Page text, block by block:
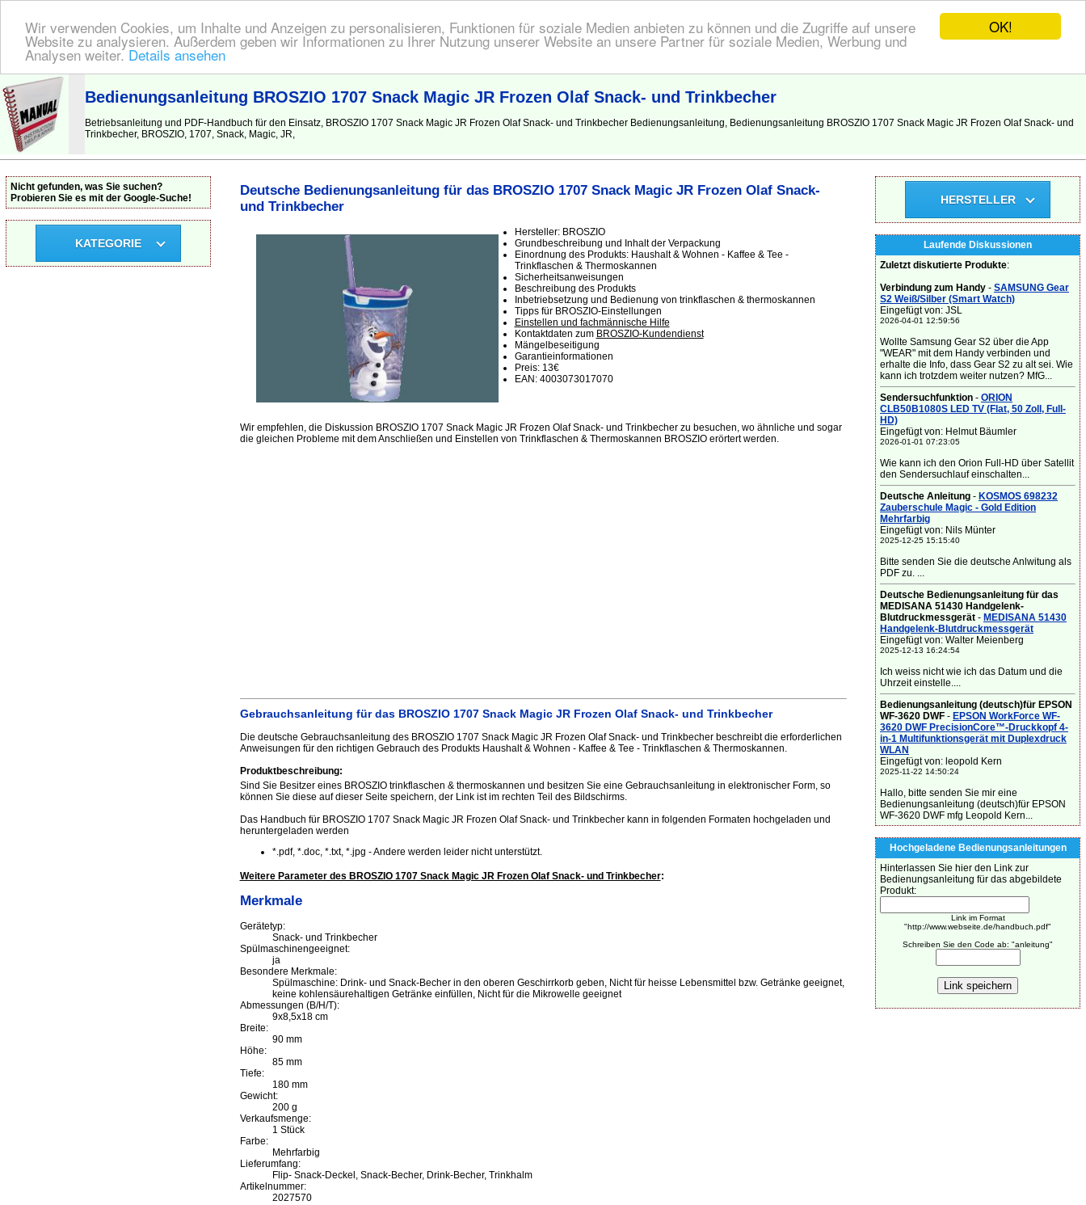
OK!
Wir verwenden Cookies, um Inhalte und Anzeigen zu personalisieren, Funktionen für soziale Medien anbieten zu können und die Zugriffe auf unsere
Website zu analysieren. Außerdem geben wir Informationen zu Ihrer Nutzung unserer Website an unsere Partner für soziale Medien, Werbung und
Analysen weiter. Details ansehen
BEDIENUNGSANLEITUNG | Hier finden Sie die deutsche Anleitung!
Bedienungsanleitung BROSZIO 1707 Snack Magic JR Frozen Olaf Snack- und Trinkbecher
Betriebsanleitung und PDF-Handbuch für den Einsatz, BROSZIO 1707 Snack Magic JR Frozen Olaf Snack- und Trinkbecher Bedienungsanleitung, Bedienungsanleitung BROSZIO 1707 Snack Magic JR Frozen Olaf Snack- und
Trinkbecher, BROSZIO, 1707, Snack, Magic, JR,
Deutsche Bedienungsanleitung für das BROSZIO 1707 Snack Magic JR Frozen Olaf Snack-
und Trinkbecher
Hersteller: BROSZIO
Grundbeschreibung und Inhalt der Verpackung
Einordnung des Produkts: Haushalt & Wohnen - Kaffee & Tee -
Trinkflaschen & Thermoskannen
Sicherheitsanweisungen
Beschreibung des Produkts
Inbetriebsetzung und Bedienung von trinkflaschen & thermoskannen
Tipps für BROSZIO-Einstellungen
Einstellen und fachmännische Hilfe
Kontaktdaten zum BROSZIO-Kundendienst
Mängelbeseitigung
Garantieinformationen
Preis: 13€
EAN: 4003073017070
Wir empfehlen, die Diskussion BROSZIO 1707 Snack Magic JR Frozen Olaf Snack- und Trinkbecher zu besuchen, wo ähnliche und sogar
die gleichen Probleme mit dem Anschließen und Einstellen von Trinkflaschen & Thermoskannen BROSZIO erörtert werden.
Gebrauchsanleitung für das BROSZIO 1707 Snack Magic JR Frozen Olaf Snack- und Trinkbecher
Die deutsche Gebrauchsanleitung des BROSZIO 1707 Snack Magic JR Frozen Olaf Snack- und Trinkbecher beschreibt die erforderlichen
Anweisungen für den richtigen Gebrauch des Produkts Haushalt & Wohnen - Kaffee & Tee - Trinkflaschen & Thermoskannen.
Produktbeschreibung:
Sind Sie Besitzer eines BROSZIO trinkflaschen & thermoskannen und besitzen Sie eine Gebrauchsanleitung in elektronischer Form, so
können Sie diese auf dieser Seite speichern, der Link ist im rechten Teil des Bildschirms.
Das Handbuch für BROSZIO 1707 Snack Magic JR Frozen Olaf Snack- und Trinkbecher kann in folgenden Formaten hochgeladen und
heruntergeladen werden
*.pdf, *.doc, *.txt, *.jpg - Andere werden leider nicht unterstützt.
Weitere Parameter des BROSZIO 1707 Snack Magic JR Frozen Olaf Snack- und Trinkbecher:
Merkmale
Gerätetyp:
Snack- und Trinkbecher
Spülmaschinengeeignet:
ja
Besondere Merkmale:
Spülmaschine: Drink- und Snack-Becher in den oberen Geschirrkorb geben, Nicht für heisse Lebensmittel bzw. Getränke geeignet,
keine kohlensäurehaltigen Getränke einfüllen, Nicht für die Mikrowelle geeignet
Abmessungen (B/H/T):
9x8,5x18 cm
Breite:
90 mm
Höhe:
85 mm
Tiefe:
180 mm
Gewicht:
200 g
Verkaufsmenge:
1 Stück
Farbe:
Mehrfarbig
Lieferumfang:
Flip- Snack-Deckel, Snack-Becher, Drink-Becher, Trinkhalm
Artikelnummer:
2027570
Nicht gefunden, was Sie suchen?
Probieren Sie es mit der Google-Suche!
KATEGORIE
HERSTELLER
Laufende Diskussionen
Zuletzt diskutierte Produkte:
Verbindung zum Handy - SAMSUNG Gear
S2 Weiß/Silber (Smart Watch)
Eingefügt von: JSL
2026-04-01 12:59:56
Wollte Samsung Gear S2 über die App
"WEAR" mit dem Handy verbinden und
erhalte die Info, dass Gear S2 zu alt sei. Wie
kann ich trotzdem weiter nutzen? MfG...
Sendersuchfunktion - ORION
CLB50B1080S LED TV (Flat, 50 Zoll, Full-
HD)
Eingefügt von: Helmut Bäumler
2026-01-01 07:23:05
Wie kann ich den Orion Full-HD über Satellit
den Sendersuchlauf einschalten...
Deutsche Anleitung - KOSMOS 698232
Zauberschule Magic - Gold Edition
Mehrfarbig
Eingefügt von: Nils Münter
2025-12-25 15:15:40
Bitte senden Sie die deutsche Anlwitung als
PDF zu. ...
Deutsche Bedienungsanleitung für das
MEDISANA 51430 Handgelenk-
Blutdruckmessgerät - MEDISANA 51430
Handgelenk-Blutdruckmessgerät
Eingefügt von: Walter Meienberg
2025-12-13 16:24:54
Ich weiss nicht wie ich das Datum und die
Uhrzeit einstelle....
Bedienungsanleitung (deutsch)für EPSON
WF-3620 DWF - EPSON WorkForce WF-
3620 DWF PrecisionCore™-Druckkopf 4-
in-1 Multifunktionsgerät mit Duplexdruck
WLAN
Eingefügt von: leopold Kern
2025-11-22 14:50:24
Hallo, bitte senden Sie mir eine
Bedienungsanleitung (deutsch)für EPSON
WF-3620 DWF mfg Leopold Kern...
Hochgeladene Bedienungsanleitungen
Hinterlassen Sie hier den Link zur
Bedienungsanleitung für das abgebildete
Produkt:
Link im Format
"http://www.webseite.de/handbuch.pdf"
Schreiben Sie den Code ab: "anleitung"